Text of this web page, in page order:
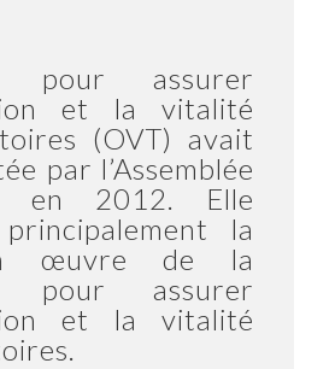
assurer
et la vitalité
(OVT) avait
par l’Assemblée
en 2012. Elle
la
œuvre de la
pour assurer
et la vitalité